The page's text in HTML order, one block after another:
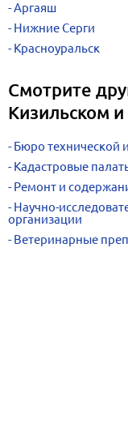
Аргаяш
Нижние Серги
Красноуральск
Смотрите
Кизильском
Бюро технической
Кадастровые
Ремонт и
Научно-
организации
Ветеринарные